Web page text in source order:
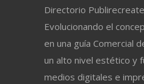
Directorio
Evolucionando el
en una guía Comercial
un alto nivel estético y
medios digitales e